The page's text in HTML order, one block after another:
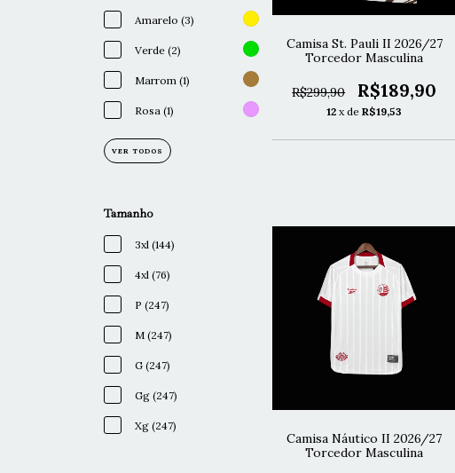
Amarelo (3)
Verde (2)
Marrom (1)
Rosa (1)
VER TODOS
Tamanho
3xl (144)
4xl (76)
P (247)
M (247)
G (247)
Gg (247)
Xg (247)
Camisa St. Pauli II 2026/27
Torcedor Masculina
R$299,90 R$189,90
12 x deR$19,53
Camisa Náutico II 2026/27
Torcedor Masculina